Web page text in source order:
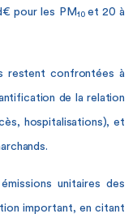
pour les PM 10 et 20 à
restent confrontées à
de la relation
hospitalisations), et
unitaires des
important, en citant